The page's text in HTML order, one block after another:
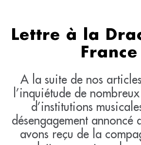
Lettre à la
France
A la suite de nos
l’inquiétude de
d’institutions
désengagement annoncé
avons reçu de la